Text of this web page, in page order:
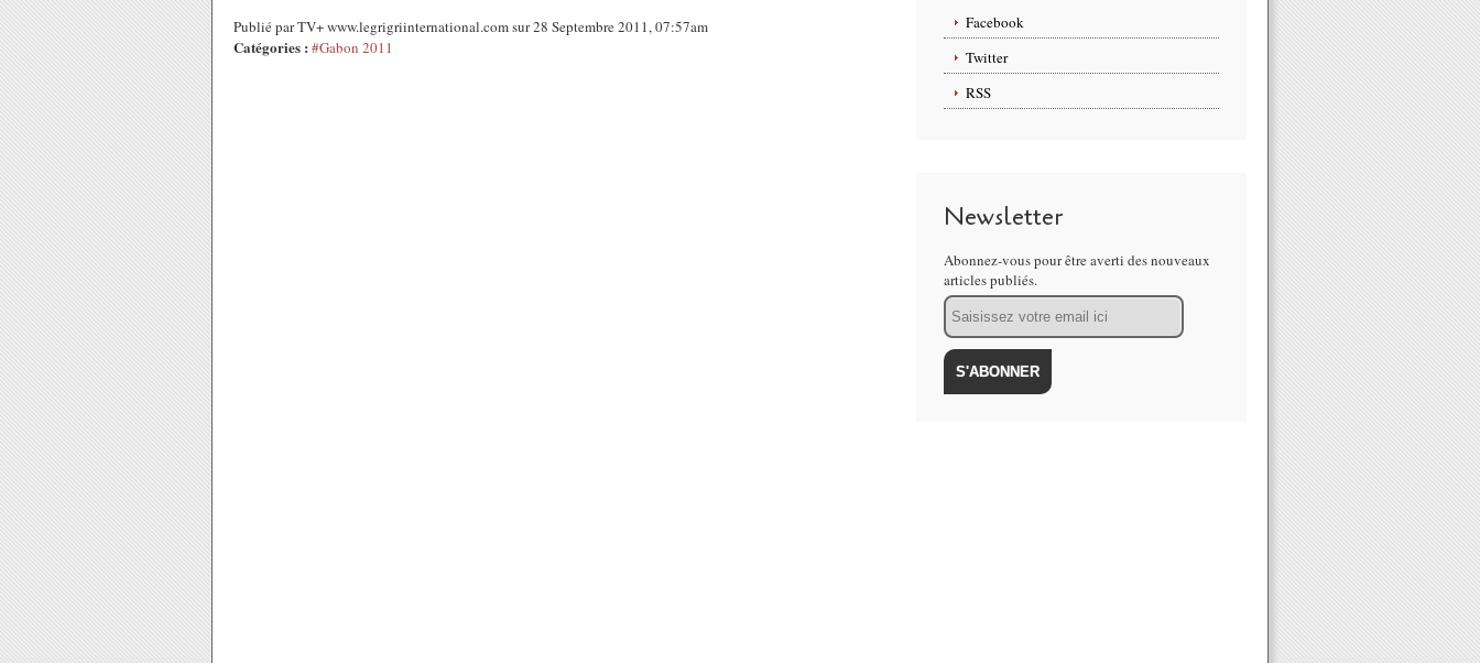
Publié par TV+ www.legrigriinternational.com sur 28 Septembre 2011, 07:57am
Catégories : #Gabon 2011
Facebook
Twitter
RSS
Newsletter
Abonnez-vous pour être averti des nouveaux
articles publiés.
Email